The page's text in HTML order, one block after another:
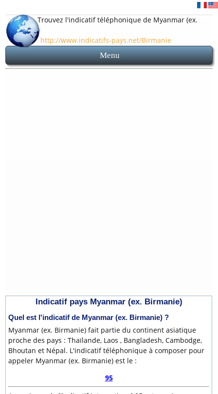
Trouvez l'indicatif téléphonique de Myanmar (ex.
Birmanie)
http://www.indicatifs-pays.net/Birmanie
Menu
Indicatif pays Myanmar (ex. Birmanie)
Quel est l'indicatif de Myanmar (ex. Birmanie) ?
Myanmar (ex. Birmanie) fait partie du continent asiatique
proche des pays : Thaïlande, Laos , Bangladesh, Cambodge,
Bhoutan et Népal. L'indicatif téléphonique à composer pour
appeler Myanmar (ex. Birmanie) est le :
95